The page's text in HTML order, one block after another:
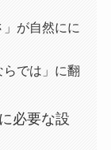
が自然にに
では」に翻
必要な設